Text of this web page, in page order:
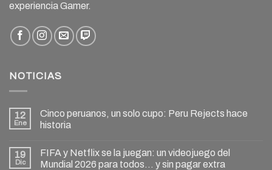
experiencia Gamer.
NOTICIAS
12
Ene
Cinco peruanos, un solo cupo: Peru Rejects hace
historia
19
Dic
FIFA y Netflix se la juegan: un videojuego del
Mundial 2026 para todos… y sin pagar extra